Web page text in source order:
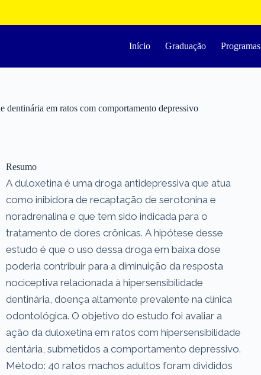
Início Graduação Programas
dentinária em ratos com comportamento depressivo
Resumo
A duloxetina é uma droga antidepressiva que atua
como inibidora de recaptação de serotonina e
noradrenalina e que tem sido indicada para o
tratamento de dores crônicas. A hipótese desse
estudo é que o uso dessa droga em baixa dose
poderia contribuir para a diminuição da resposta
nociceptiva relacionada à hipersensibilidade
dentinária, doença altamente prevalente na clínica
odontológica. O objetivo do estudo foi avaliar a
ação da duloxetina em ratos com hipersensibilidade
dentária, submetidos a comportamento depressivo.
Método: 40 ratos machos adultos foram divididos